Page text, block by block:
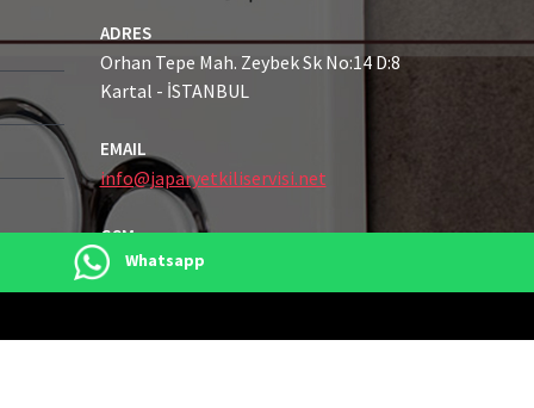
ADRES
Orhan Tepe Mah. Zeybek Sk No:14 D:8
Kartal - İSTANBUL
EMAIL
info@japaryetkiliservisi.net
GSM
0216 489 21 43
Whatsapp